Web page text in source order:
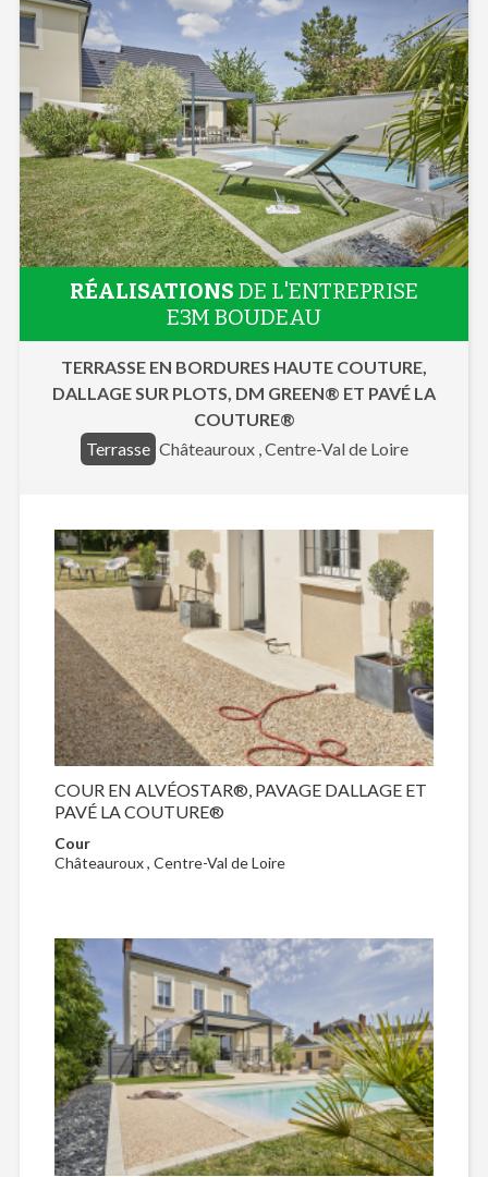
RÉALISATIONS DE L'ENTREPRISE
E3M BOUDEAU
TERRASSE EN BORDURES HAUTE COUTURE,
DALLAGE SUR PLOTS, DM GREEN® ET PAVÉ LA
COUTURE®
Terrasse Châteauroux , Centre-Val de Loire
COUR EN ALVÉOSTAR®, PAVAGE DALLAGE ET
PAVÉ LA COUTURE®
Cour
Châteauroux , Centre-Val de Loire